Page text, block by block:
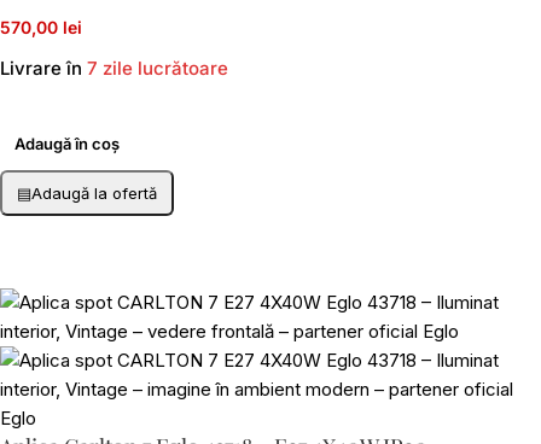
570,00 lei
Livrare în 7 zile lucrătoare
Adaugă în coș
▤Adaugă la ofertă